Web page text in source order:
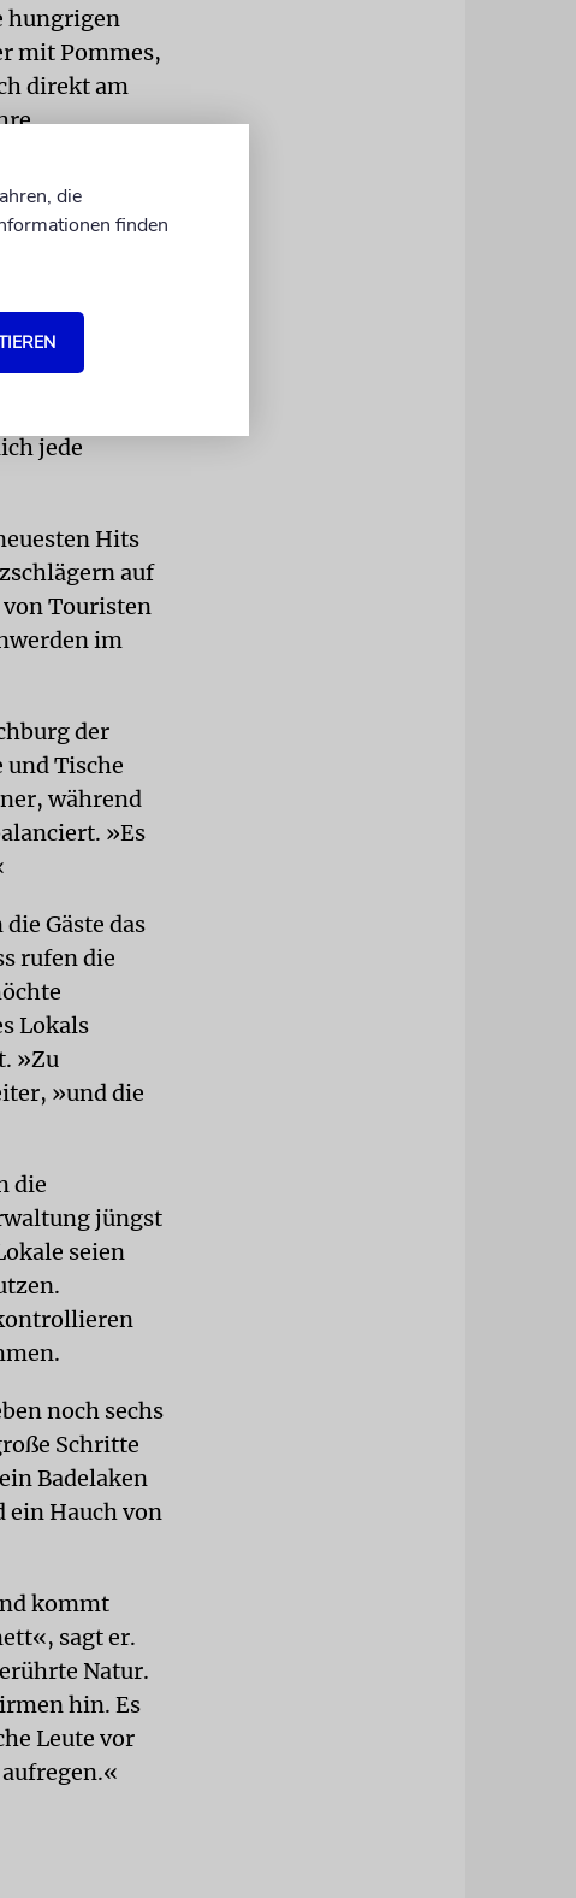
hungrigen
mit Pommes,
direkt am
vom
ihren Eltern
»Es
wie sich alles
jede
Hits
auf
von Touristen
im
der
Tische
während
»Es
Gäste das
rufen die
Lokals
»Zu
»und die
die
jüngst
seien
noch sechs
Schritte
Badelaken
ein Hauch von
kommt
sagt er.
Natur.
hin. Es
Leute vor
die
finden